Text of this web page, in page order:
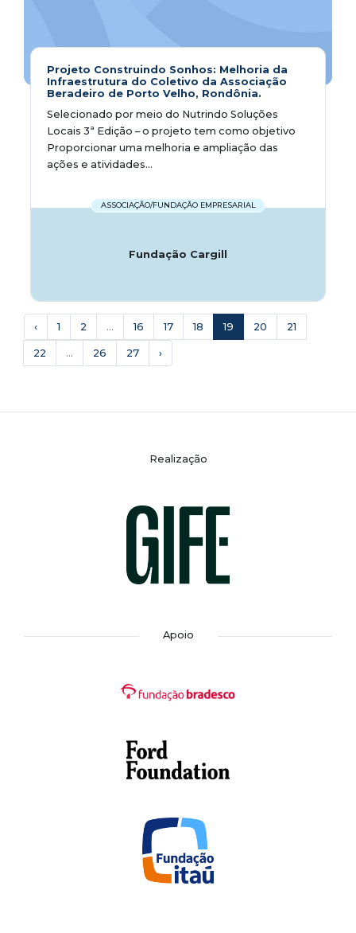
Projeto Construindo Sonhos: Melhoria da
Infraestrutura do Coletivo da Associação
Beradeiro de Porto Velho, Rondônia.
Selecionado por meio do Nutrindo Soluções
Locais 3ª Edição – o projeto tem como objetivo
Proporcionar uma melhoria e ampliação das
ações e atividades...
ASSOCIAÇÃO/FUNDAÇÃO EMPRESARIAL
Fundação Cargill
‹ 1 2 ... 16 17 18 19 20 21
22 ... 26 27 ›
Realização
Apoio